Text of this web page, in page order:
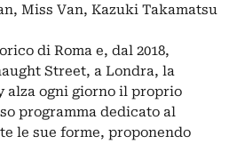
Miss Van, Kazuki Takamatsu
di Roma e, dal 2018,
Street, a Londra, la
alza ogni giorno il proprio
programma dedicato al
le sue forme, proponendo